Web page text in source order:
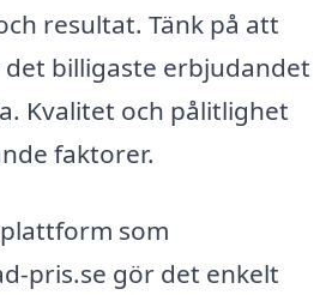
resultat. Tänk på att
billigaste erbjudandet
Kvalitet och pålitlighet
faktorer.
som
pris.se gör det enkelt